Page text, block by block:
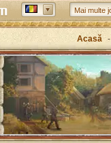
Mai multe
Acasă -